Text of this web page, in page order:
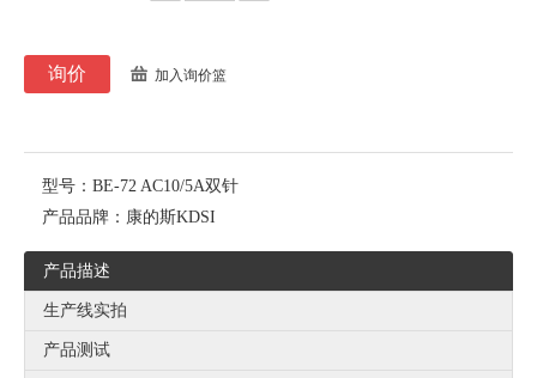
询价 加入询价篮
型号： BE-72 AC10/5A双针
产品品牌： 康的斯KDSI
产品描述
生产线实拍
产品测试